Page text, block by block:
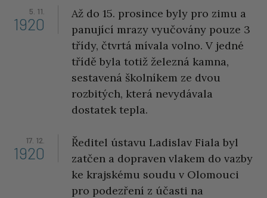
5. 11.
1920
Až do 15. prosince byly pro zimu a
panující mrazy vyučovány pouze 3
třídy, čtvrtá mívala volno. V jedné
třídě byla totiž železná kamna,
sestavená školníkem ze dvou
rozbitých, která nevydávala
dostatek tepla.
17. 12.
1920
Ředitel ústavu Ladislav Fiala byl
zatčen a dopraven vlakem do vazby
ke krajskému soudu v Olomouci
pro podezření z účasti na